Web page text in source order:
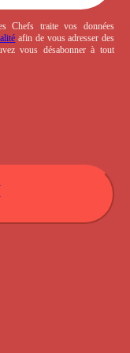
Chefs traite vos données
afin de vous adresser des
vous désabonner à tout